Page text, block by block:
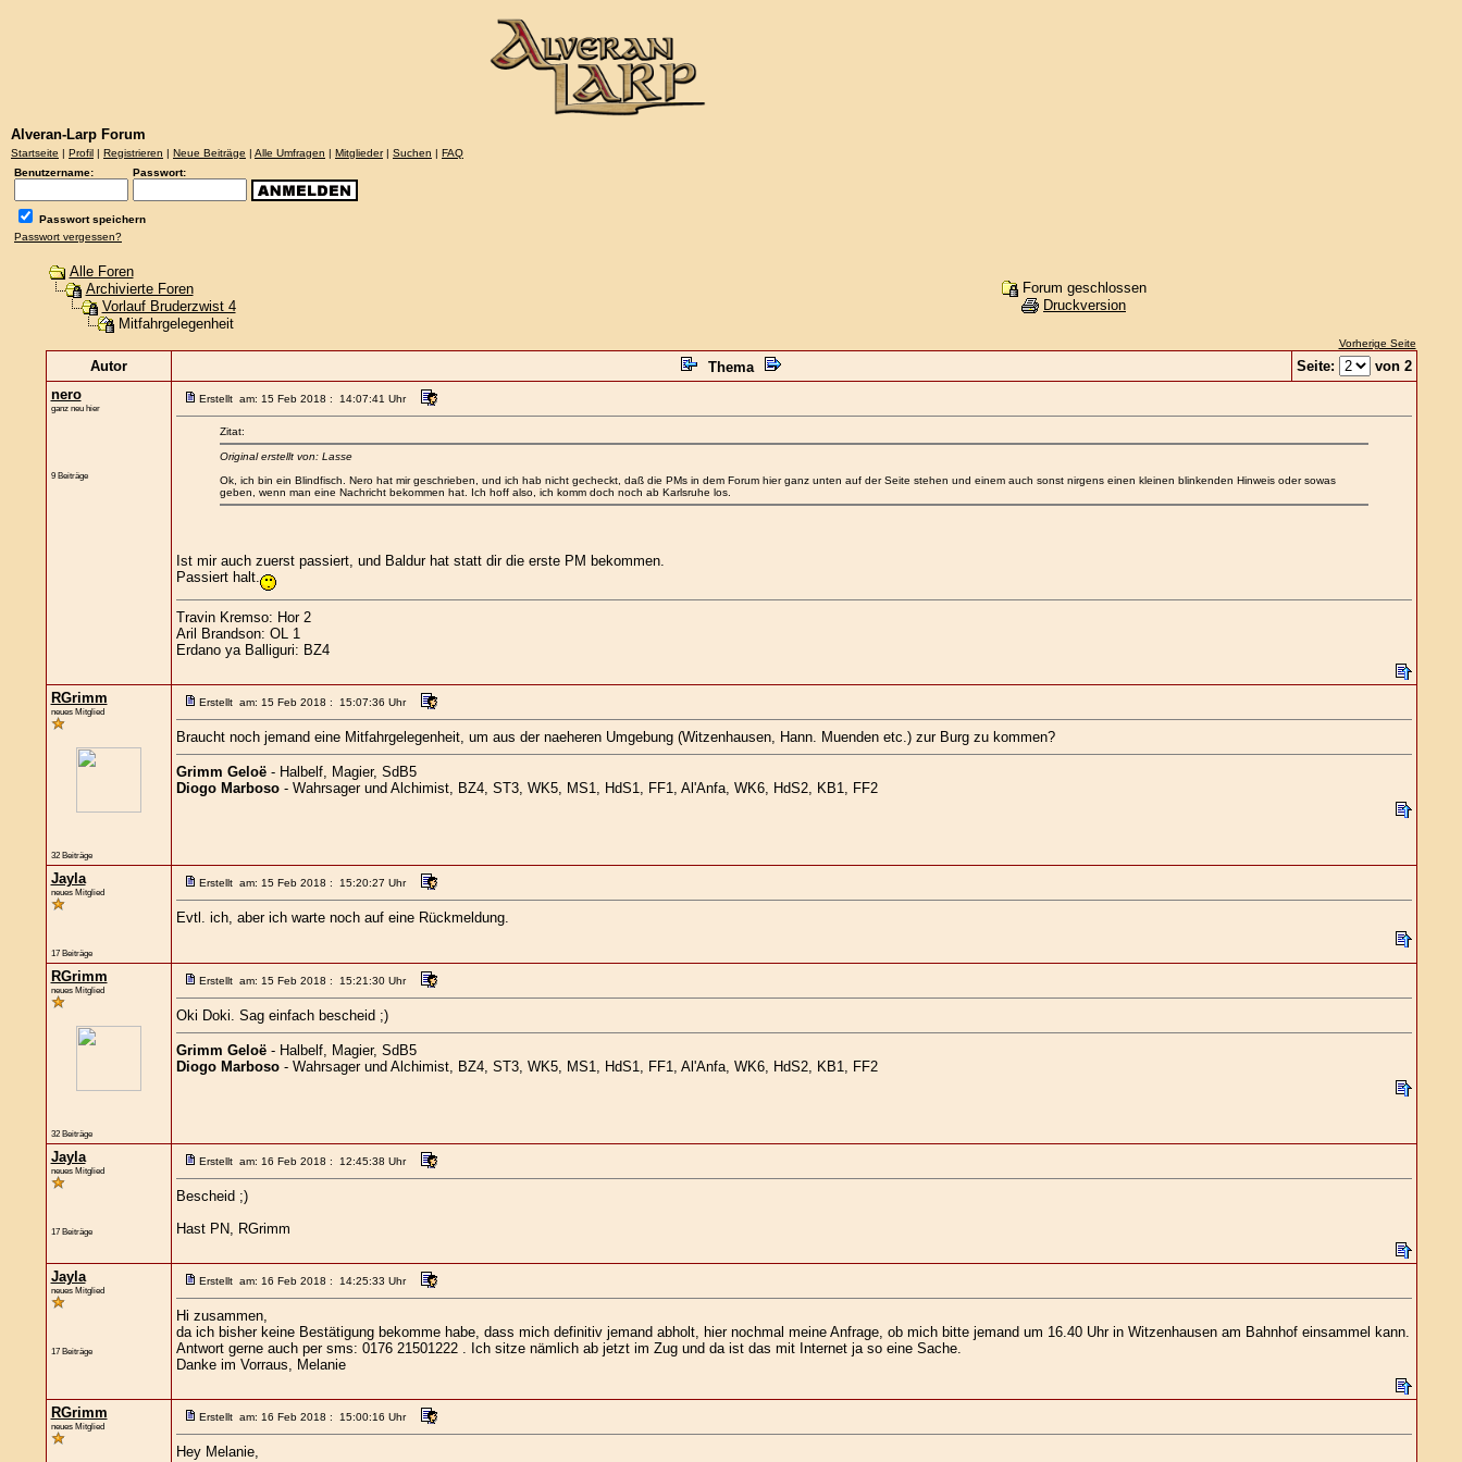
Alveran-Larp Forum
Startseite | Profil | Registrieren | Neue Beiträge | Alle Umfragen | Mitglieder| Suchen | FAQ
Benutzername:
Passwort:
Passwort speichern
Passwort vergessen?
Alle Foren
Archivierte Foren
Vorlauf Bruderzwist 4
Mitfahrgelegenheit
Forum geschlossen
Druckversion
Vorherige Seite
Autor Thema Seite:
von 2
nero
ganz neu hier
9 Beiträge
Erstellt am: 15 Feb 2018 : 14:07:41 Uhr
Zitat:
Original erstellt von: Lasse
Ok, ich bin ein Blindfisch. Nero hat mir geschrieben, und ich hab nicht gecheckt, daß die PMs in dem Forum hier ganz unten auf der Seite stehen und einem auch sonst nirgens einen kleinen blinkenden Hinweis oder sowas
geben, wenn man eine Nachricht bekommen hat. Ich hoff also, ich komm doch noch ab Karlsruhe los.
Ist mir auch zuerst passiert, und Baldur hat statt dir die erste PM bekommen.
Passiert halt.
Travin Kremso: Hor 2
Aril Brandson: OL 1
Erdano ya Balliguri: BZ4
RGrimm
neues Mitglied
32 Beiträge
Erstellt am: 15 Feb 2018 : 15:07:36 Uhr
Braucht noch jemand eine Mitfahrgelegenheit, um aus der naeheren Umgebung (Witzenhausen, Hann. Muenden etc.) zur Burg zu kommen?
Grimm Geloë- Halbelf, Magier, SdB5
Diogo Marboso- Wahrsager und Alchimist, BZ4, ST3, WK5, MS1, HdS1, FF1, Al'Anfa, WK6, HdS2, KB1, FF2
Jayla
neues Mitglied
17 Beiträge
Erstellt am: 15 Feb 2018 : 15:20:27 Uhr
Evtl. ich, aber ich warte noch auf eine Rückmeldung.
RGrimm
neues Mitglied
32 Beiträge
Erstellt am: 15 Feb 2018 : 15:21:30 Uhr
Oki Doki. Sag einfach bescheid ;)
Grimm Geloë- Halbelf, Magier, SdB5
Diogo Marboso- Wahrsager und Alchimist, BZ4, ST3, WK5, MS1, HdS1, FF1, Al'Anfa, WK6, HdS2, KB1, FF2
Jayla
neues Mitglied
17 Beiträge
Erstellt am: 16 Feb 2018 : 12:45:38 Uhr
Bescheid ;)
Hast PN, RGrimm
Jayla
neues Mitglied
17 Beiträge
Erstellt am: 16 Feb 2018 : 14:25:33 Uhr
Hi zusammen,
da ich bisher keine Bestätigung bekomme habe, dass mich definitiv jemand abholt, hier nochmal meine Anfrage, ob mich bitte jemand um 16.40 Uhr in Witzenhausen am Bahnhof einsammel kann.
Antwort gerne auch per sms: 0176 21501222 . Ich sitze nämlich ab jetzt im Zug und da ist das mit Internet ja so eine Sache.
Danke im Vorraus, Melanie
RGrimm
neues Mitglied
Erstellt am: 16 Feb 2018 : 15:00:16 Uhr
Hey Melanie,